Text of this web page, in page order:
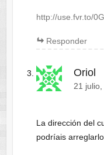
http://use.fvr.to/
Responder
Oriol
21
La dirección del
podríais